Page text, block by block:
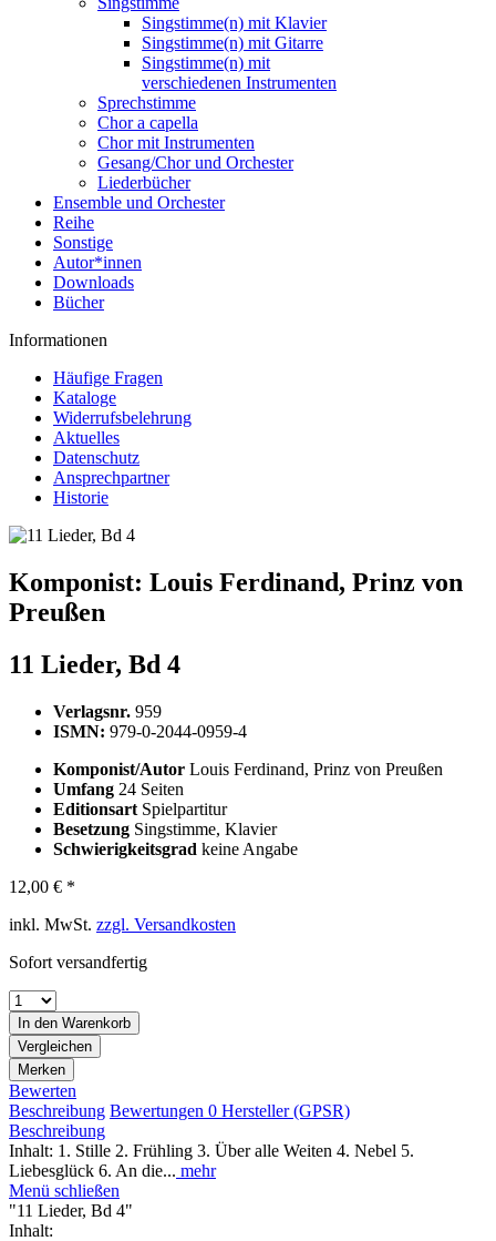
Singstimme(n) mit Klavier
Singstimme(n) mit Gitarre
Singstimme(n) mit
verschiedenen Instrumenten
Sprechstimme
Chor a capella
Chor mit Instrumenten
Gesang/Chor und Orchester
Liederbücher
Ensemble und Orchester
Reihe
Sonstige
Autor*innen
Downloads
Bücher
Informationen
Häufige Fragen
Kataloge
Widerrufsbelehrung
Aktuelles
Datenschutz
Ansprechpartner
Historie
Komponist: Louis Ferdinand, Prinz von
Preußen
11 Lieder, Bd 4
Verlagsnr. 959
ISMN: 979-0-2044-0959-4
Komponist/Autor Louis Ferdinand, Prinz von Preußen
Umfang 24 Seiten
Editionsart Spielpartitur
Besetzung Singstimme, Klavier
Schwierigkeitsgrad keine Angabe
12,00 € *
inkl. MwSt. zzgl. Versandkosten
Sofort versandfertig
In den Warenkorb
Vergleichen
Merken
Bewerten
Beschreibung Bewertungen 0 Hersteller (GPSR)
Beschreibung
Inhalt: 1. Stille 2. Frühling 3. Über alle Weiten 4. Nebel 5.
Liebesglück 6. An die... mehr
Menü schließen
"11 Lieder, Bd 4"
Inhalt: